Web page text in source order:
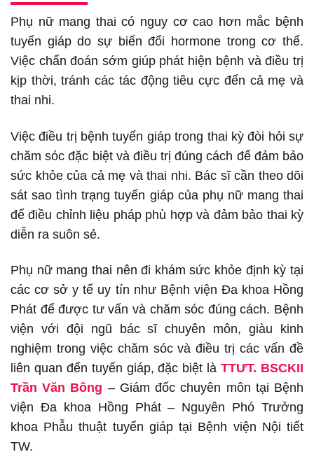
Phụ nữ mang thai có nguy cơ cao hơn mắc bệnh
tuyến giáp do sự biến đổi hormone trong cơ thể.
Việc chẩn đoán sớm giúp phát hiện bệnh và điều trị
kịp thời, tránh các tác động tiêu cực đến cả mẹ và
thai nhi.
Việc điều trị bệnh tuyến giáp trong thai kỳ đòi hỏi sự
chăm sóc đặc biệt và điều trị đúng cách để đảm bảo
sức khỏe của cả mẹ và thai nhi. Bác sĩ cần theo dõi
sát sao tình trạng tuyến giáp của phụ nữ mang thai
để điều chỉnh liệu pháp phù hợp và đảm bảo thai kỳ
diễn ra suôn sẻ.
Phụ nữ mang thai nên đi khám sức khỏe định kỳ tại
các cơ sở y tế uy tín như Bệnh viện Đa khoa Hồng
Phát để được tư vấn và chăm sóc đúng cách. Bệnh
viện với đội ngũ bác sĩ chuyên môn, giàu kinh
nghiệm trong việc chăm sóc và điều trị các vấn đề
liên quan đến tuyến giáp, đặc biệt làTTƯT. BSCKII
Trần Văn Bông – Giám đốc chuyên môn tại Bệnh
viện Đa khoa Hồng Phát – Nguyên Phó Trưởng
khoa Phẫu thuật tuyến giáp tại Bệnh viện Nội tiết
TW.